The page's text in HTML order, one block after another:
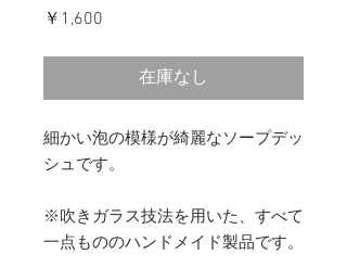
￥1,600
在庫なし
細かい泡の模様が綺麗なソープデッ
シュです。
※吹きガラス技法を用いた、すべて
一点もののハンドメイド製品です。